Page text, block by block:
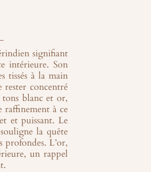
signifiant
intérieure. Son
tissés à la main
rester concentré
tons blanc et or,
raffinement à ce
et puissant. Le
la quête
profondes. L’or,
un rappel